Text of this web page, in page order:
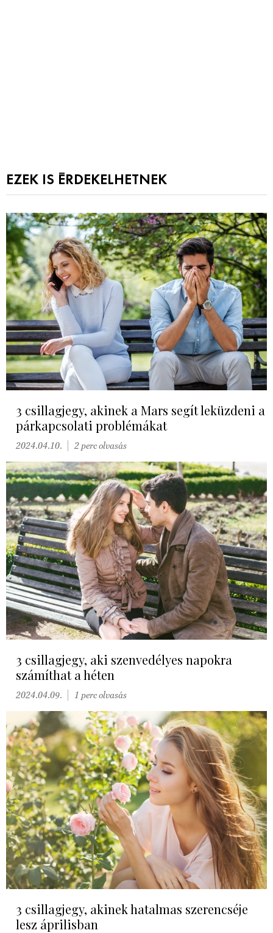
EZEK IS ÉRDEKELHETNEK
3 csillagjegy, akinek a Mars segít leküzdeni a
párkapcsolati problémákat
2024.04.10. 2 perc olvasás
3 csillagjegy, aki szenvedélyes napokra
számíthat a héten
2024.04.09. 1 perc olvasás
3 csillagjegy, akinek hatalmas szerencséje
lesz áprilisban